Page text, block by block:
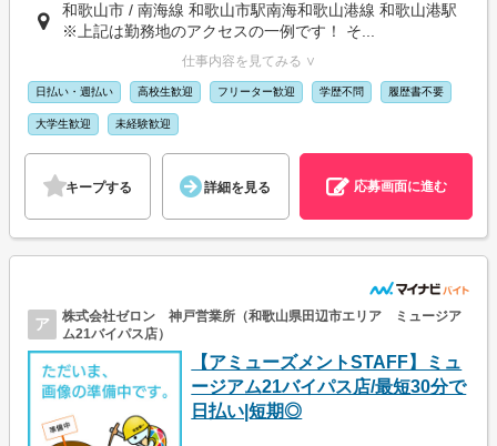
和歌山市 / 南海線 和歌山市駅南海和歌山港線 和歌山港駅
※上記は勤務地のアクセスの一例です！ そ...
仕事内容を見てみる ∨
日払い・週払い 高校生歓迎 フリーター歓迎 学歴不問 履歴書不要
大学生歓迎 未経験歓迎
キープする 詳細を見る 応募画面に進む
ア
株式会社ゼロン 神戸営業所（和歌山県田辺市エリア ミュージア
ム21バイパス店）
【アミューズメントSTAFF】ミュ
ージアム21バイパス店/最短30分で
日払い|短期◎